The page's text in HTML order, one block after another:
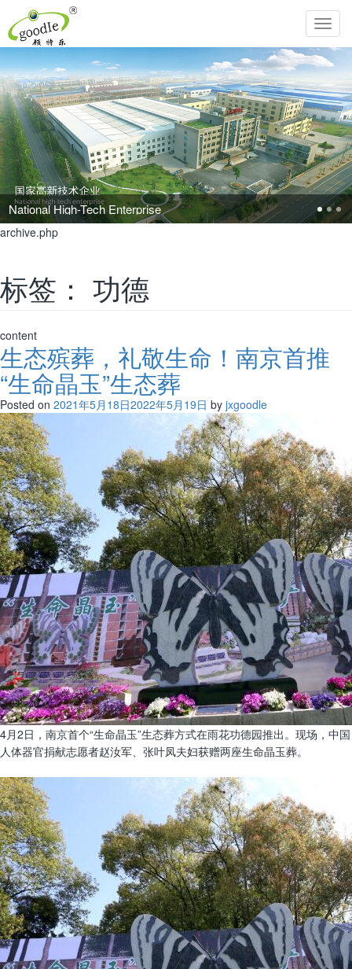
Pursue the perfection of life and inherit Chinese filial piety!
archive.php
标签： 功德
content
生态殡葬，礼敬生命！南京首推
“生命晶玉”生态葬
Posted on 2021年5月18日2022年5月19日 by jxgoodle
4月2日，南京首个“生命晶玉”生态葬方式在雨花功德园推出。现场，中国
人体器官捐献志愿者赵汝军、张叶凤夫妇获赠两座生命晶玉葬。